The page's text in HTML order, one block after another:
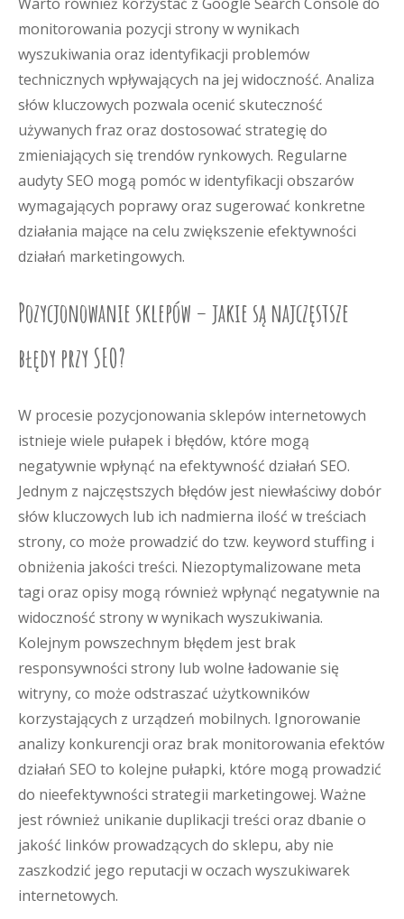
monitorowania pozycji strony w wynikach
wyszukiwania oraz identyfikacji problemów
technicznych wpływających na jej widoczność. Analiza
słów kluczowych pozwala ocenić skuteczność
używanych fraz oraz dostosować strategię do
zmieniających się trendów rynkowych. Regularne
audyty SEO mogą pomóc w identyfikacji obszarów
wymagających poprawy oraz sugerować konkretne
działania mające na celu zwiększenie efektywności
działań marketingowych.
Pozycjonowanie sklepów – jakie są najczęstsze
błędy przy SEO?
W procesie pozycjonowania sklepów internetowych
istnieje wiele pułapek i błędów, które mogą
negatywnie wpłynąć na efektywność działań SEO.
Jednym z najczęstszych błędów jest niewłaściwy dobór
słów kluczowych lub ich nadmierna ilość w treściach
strony, co może prowadzić do tzw. keyword stuffing i
obniżenia jakości treści. Niezoptymalizowane meta
tagi oraz opisy mogą również wpłynąć negatywnie na
widoczność strony w wynikach wyszukiwania.
Kolejnym powszechnym błędem jest brak
responsywności strony lub wolne ładowanie się
witryny, co może odstraszać użytkowników
korzystających z urządzeń mobilnych. Ignorowanie
analizy konkurencji oraz brak monitorowania efektów
działań SEO to kolejne pułapki, które mogą prowadzić
do nieefektywności strategii marketingowej. Ważne
jest również unikanie duplikacji treści oraz dbanie o
jakość linków prowadzących do sklepu, aby nie
zaszkodzić jego reputacji w oczach wyszukiwarek
internetowych.